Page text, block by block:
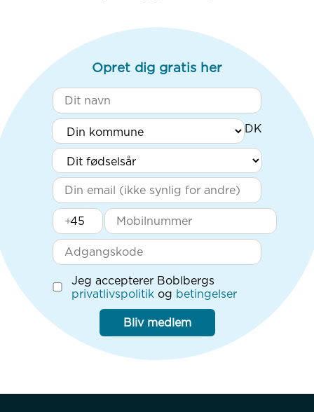
Opret dig gratis her
+
Jeg accepterer Boblbergs
privatlivspolitik og betingelser
Bliv medlem